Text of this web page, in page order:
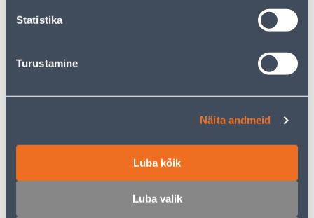
Statistika
Turustamine
Näita andmeid
Luba kõik
Luba valik
для
авторизованного
UNIVERSAALNE VÕTI SUKI
KRUVIKEERAJATE KMPL PH
1/2, PZ1/2, SL 3,5/5 6 OSA
41